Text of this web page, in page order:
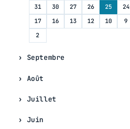
31 30 27 26 25 24
17
16 13 12 10 9
2
Septembre
Août
Juillet
Juin